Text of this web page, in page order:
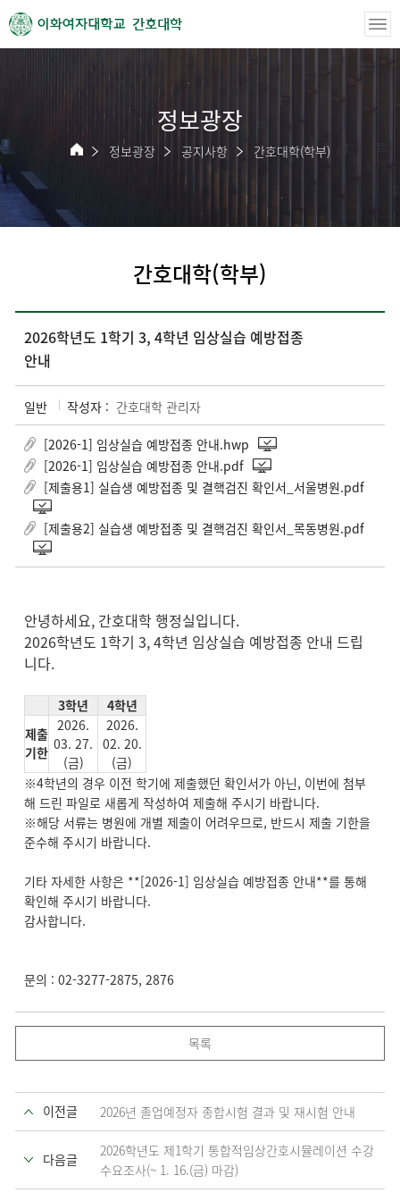
간호대학
정보광장
정보광장 공지사항 간호대학(학부)
간호대학(학부)
2026학년도 1학기 3, 4학년 임상실습 예방접종
안내
일반 작성자 : 간호대학 관리자
[2026-1] 임상실습 예방접종 안내.hwp
[2026-1] 임상실습 예방접종 안내.pdf
[제출용1] 실습생 예방접종 및 결핵검진 확인서_서울병원.pdf
[제출용2] 실습생 예방접종 및 결핵검진 확인서_목동병원.pdf
안녕하세요, 간호대학 행정실입니다.
2026학년도 1학기 3, 4학년 임상실습 예방접종 안내 드립
니다.
3학년
4학년
제출
기한
2026.
03. 27.
(금)
2026.
02. 20.
(금)
※4학년의 경우 이전 학기에 제출했던 확인서가 아닌, 이번에 첨부
해 드린 파일로 새롭게 작성하여 제출해 주시기 바랍니다.
※해당 서류는 병원에 개별 제출이 어려우므로, 반드시 제출 기한을
준수해 주시기 바랍니다.
기타 자세한 사항은 **[2026-1] 임상실습 예방접종 안내**를 통해
확인해 주시기 바랍니다.
감사합니다.
문의 : 02-3277-2875, 2876
목록
이전글 2026년 졸업예정자 종합시험 결과 및 재시험 안내
다음글
2026학년도 제1학기 통합적임상간호시뮬레이션 수강
수요조사(~ 1. 16.(금) 마감)